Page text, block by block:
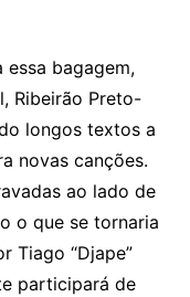
essa bagagem,
Ribeirão Preto-
longos textos a
novas canções.
ao lado de
o que se tornaria
Tiago “Djape”
participará de